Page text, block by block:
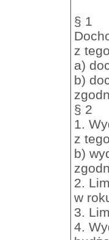
§ 1
z
a)
b)
§ 2
1.
z
b)
2.
w
3.
4.